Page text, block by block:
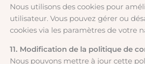
Nous utilisons des cookies pour
utilisateur. Vous pouvez gérer ou
cookies via les paramètres de votre
11. Modification de la politique de
Nous pouvons mettre à jour cette